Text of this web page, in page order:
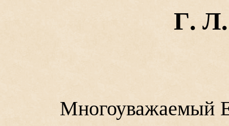
Г.
Многоуважаемый